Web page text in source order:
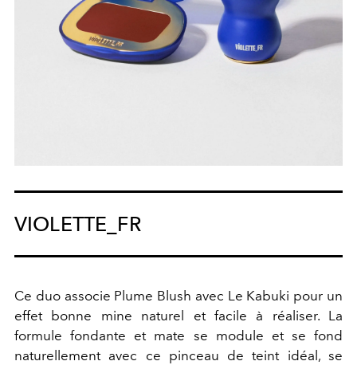
VIOLETTE_FR
Ce duo associe Plume Blush avec Le Kabuki pour un
effet bonne mine naturel et facile à réaliser. La
formule fondante et mate se module et se fond
naturellement avec ce pinceau de teint idéal, se